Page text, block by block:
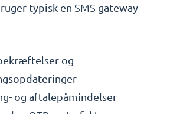
typisk en SMS gateway
og
og aftalepåmindelser